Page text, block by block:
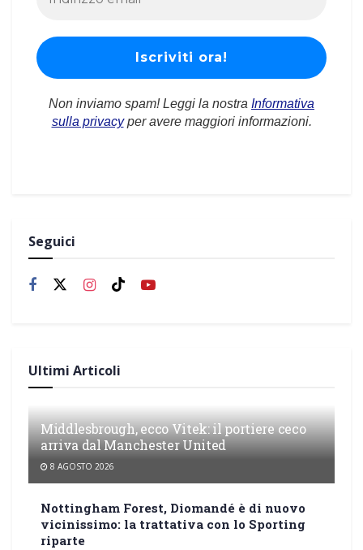
Non inviamo spam! Leggi la nostra Informativa
sulla privacyper avere maggiori informazioni.
Seguici
Ultimi Articoli
Middlesbrough, ecco Vitek: il portiere ceco
arriva dal Manchester United
8 AGOSTO 2026
Nottingham Forest, Diomandé è di nuovo
vicinissimo: la trattativa con lo Sporting
riparte